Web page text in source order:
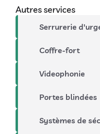
Autres services
Serrurerie
Coffre-fort
Videophonie
Portes blindées
Systèmes de